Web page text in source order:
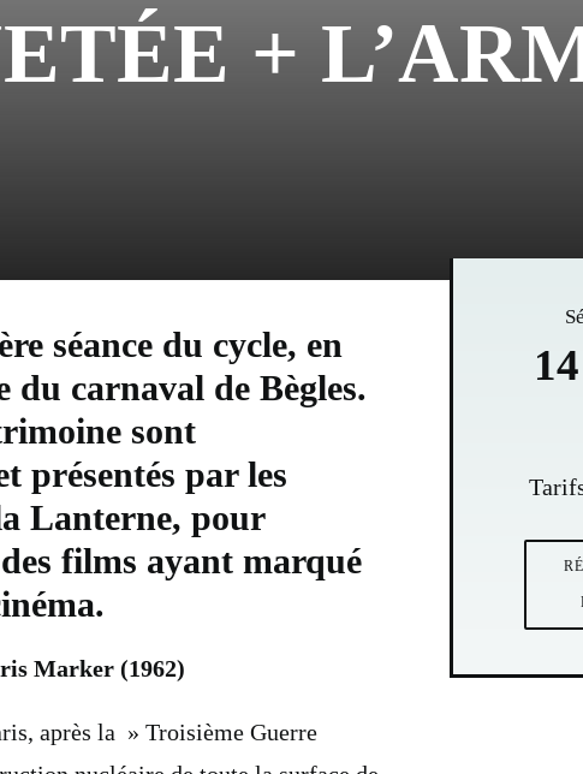
+
séance du cycle, en
du carnaval de Bègles.
sont
présentés par les
Lanterne, pour
films ayant marqué
Marker (1962)
après la » Troisième Guerre